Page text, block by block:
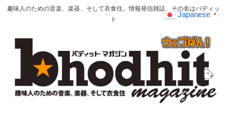
趣味人のための音楽、楽器、そして衣食住。情報発信雑誌、その名はバディッ
ト
Japanese ▼